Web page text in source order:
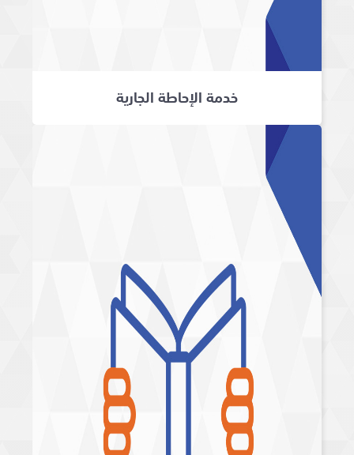
خدمة الإحاطة الجارية